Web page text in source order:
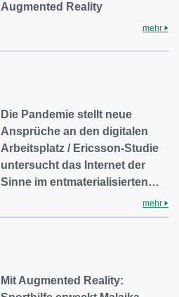
Augmented Reality
mehr
Die Pandemie stellt neue
Ansprüche an den digitalen
Arbeitsplatz / Ericsson-Studie
untersucht das Internet der
Sinne im entmaterialisierten…
mehr
Mit Augmented Reality: